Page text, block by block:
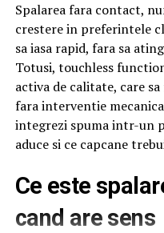
Spalarea fara contact,
crestere in preferintele
sa iasa rapid, fara sa
Totusi, touchless
activa de calitate, care
fara interventie
integrezi spuma intr-un
aduce si ce capcane
Ce este
cand are sens